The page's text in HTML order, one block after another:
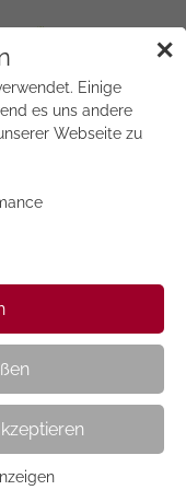
✕
Einige
es uns andere
Webseite zu